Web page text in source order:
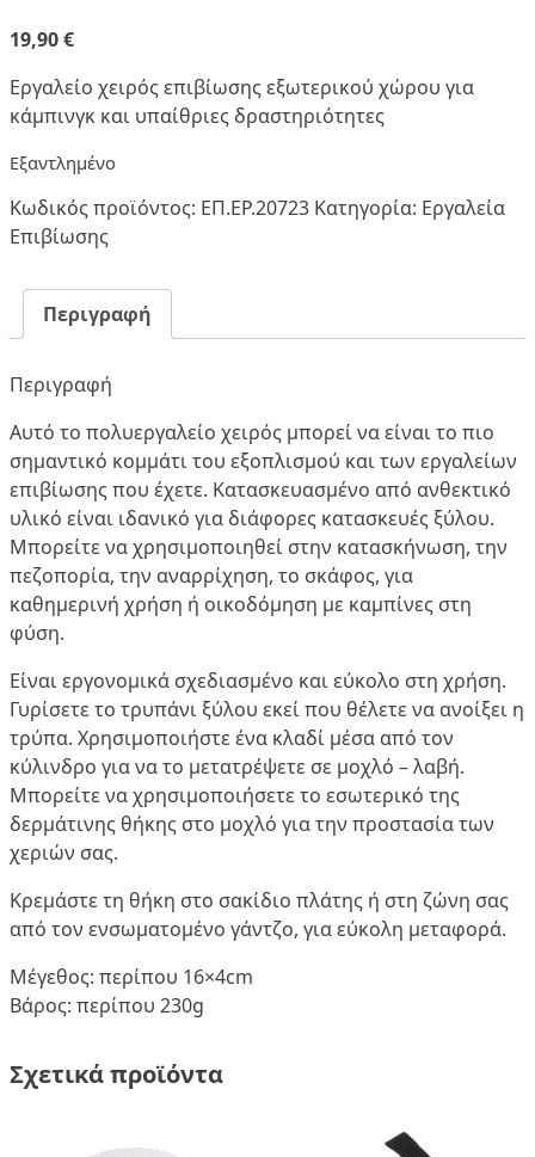
19,90€
Εργαλείο χειρός επιβίωσης εξωτερικού χώρου για
κάμπινγκ και υπαίθριες δραστηριότητες
Εξαντλημένο
Κωδικός προϊόντος: ΕΠ.ΕΡ.20723 Κατηγορία: Εργαλεία
Επιβίωσης
Περιγραφή
Περιγραφή
Αυτό το πολυεργαλείο χειρός μπορεί να είναι το πιο
σημαντικό κομμάτι του εξοπλισμού και των εργαλείων
επιβίωσης που έχετε. Κατασκευασμένο από ανθεκτικό
υλικό είναι ιδανικό για διάφορες κατασκευές ξύλου.
Μπορείτε να χρησιμοποιηθεί στην κατασκήνωση, την
πεζοπορία, την αναρρίχηση, το σκάφος, για
καθημερινή χρήση ή οικοδόμηση με καμπίνες στη
φύση.
Είναι εργονομικά σχεδιασμένο και εύκολο στη χρήση.
Γυρίσετε το τρυπάνι ξύλου εκεί που θέλετε να ανοίξει η
τρύπα. Χρησιμοποιήστε ένα κλαδί μέσα από τον
κύλινδρο για να το μετατρέψετε σε μοχλό – λαβή.
Μπορείτε να χρησιμοποιήσετε το εσωτερικό της
δερμάτινης θήκης στο μοχλό για την προστασία των
χεριών σας.
Κρεμάστε τη θήκη στο σακίδιο πλάτης ή στη ζώνη σας
από τον ενσωματομένο γάντζο, για εύκολη μεταφορά.
Μέγεθος: περίπου 16×4cm
Βάρος: περίπου 230g
Σχετικά προϊόντα